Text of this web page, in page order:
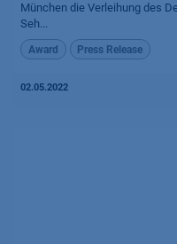
München die Verleihung des
Seh...
Award Press Release
02.05.2022